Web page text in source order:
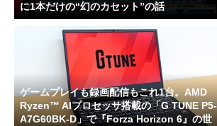
に1本だけの“幻のカセット”の話
ゲームプレイも録画配信もこれ1台。AMD
Ryzen™ AIプロセッサ搭載の「G TUNE P5-
A7G60BK-D」で『Forza Horizon 6』の世